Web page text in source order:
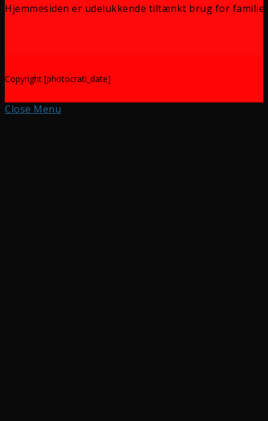
Hjemmesiden er udelukkende tiltænkt brug for
Copyright [photocrati_date]
Close Menu